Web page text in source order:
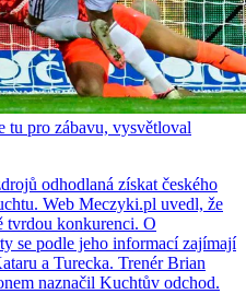
tu pro zábavu, vysvětloval
odhodlaná získat českého
Web Meczyki.pl uvedl, že
tvrdou konkurenci. O
se podle jeho informací zajímají
a Turecka. Trenér Brian
naznačil Kuchtův odchod.